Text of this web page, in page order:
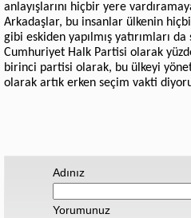
anlayışlarını hiçbir yere
Arkadaşlar, bu insanlar ülkenin
gibi eskiden yapılmış yatırımları
Cumhuriyet Halk Partisi olarak
birinci partisi olarak, bu ülkeyi
olarak artık erken seçim vakti
Adınız
Yorumunuz